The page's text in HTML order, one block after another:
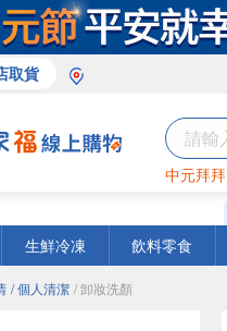
取貨
中元拜拜
生鮮冷凍 飲料零食
/ 個人清潔 / 卸妝洗顏